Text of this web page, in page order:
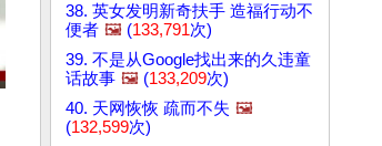
38. 英女发明新奇扶手 造福行动不
便者 🖼️ (133,791次)
39. 不是从Google找出来的久违童
话故事 🖼️ (133,209次)
40. 天网恢恢 疏而不失 🖼️
(132,599次)